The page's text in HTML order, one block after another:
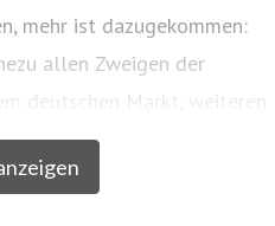
mehr ist dazugekommen:
allen Zweigen der
deutschen Markt, weiteren
aktiv. Neben unserem
Markt als Versicherer von